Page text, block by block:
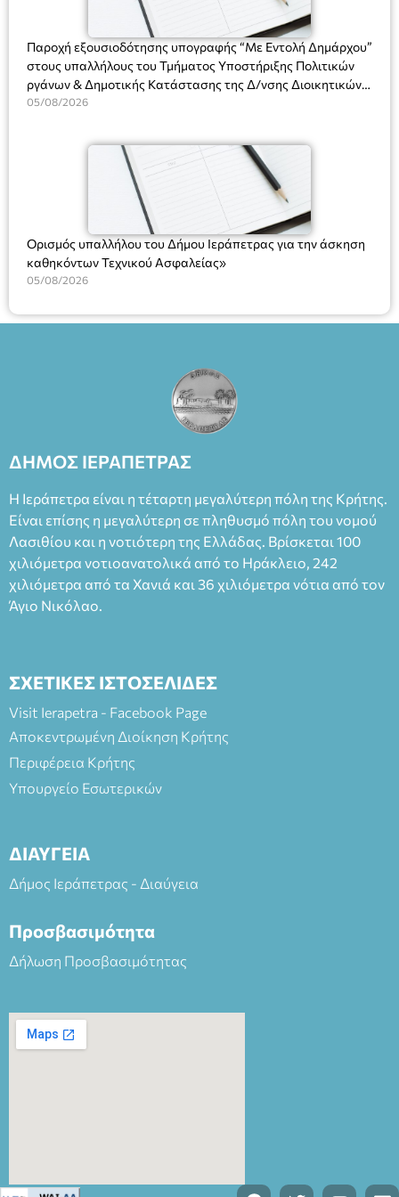
ΘΕΑΤΡΙΚΕΣ ΠΑΡΑΓΩΓΕΣ ΕΕ
Παροχή εξουσιοδότησης υπογραφής “Με Εντολή Δημάρχου”
στους υπαλλήλους του Τμήματος Υποστήριξης Πολιτικών
ργάνων & Δημοτικής Κατάστασης της Δ/νσης Διοικητικών
Υπηρεσιών για αποφάσεις, πιστοποιητικά, πράξεις και
(Ν. 5314/2026).»
05/08/2026
Ορισμός υπαλλήλου του Δήμου Ιεράπετρας για την άσκηση
καθηκόντων Τεχνικού Ασφαλείας»
05/08/2026
ΔΗΜΟΣ ΙΕΡΑΠΕΤΡΑΣ
Η Ιεράπετρα είναι η τέταρτη μεγαλύτερη πόλη της Κρήτης.
Είναι επίσης η μεγαλύτερη σε πληθυσμό πόλη του νομού
Λασιθίου και η νοτιότερη της Ελλάδας. Βρίσκεται 100
χιλιόμετρα νοτιοανατολικά από το Ηράκλειο, 242
χιλιόμετρα από τα Χανιά και 36 χιλιόμετρα νότια από τον
Άγιο Νικόλαο.
ΣΧΕΤΙΚΕΣ ΙΣΤΟΣΕΛΙΔΕΣ
Visit Ierapetra - Facebook Page
Αποκεντρωμένη Διοίκηση Κρήτης
Περιφέρεια Κρήτης
Υπουργείο Εσωτερικών
ΔΙΑΥΓΕΙΑ
Δήμος Ιεράπετρας - Διαύγεια
Προσβασιμότητα
Δήλωση Προσβασιμότητας